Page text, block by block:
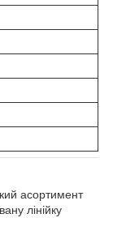
асортимент
лінійку